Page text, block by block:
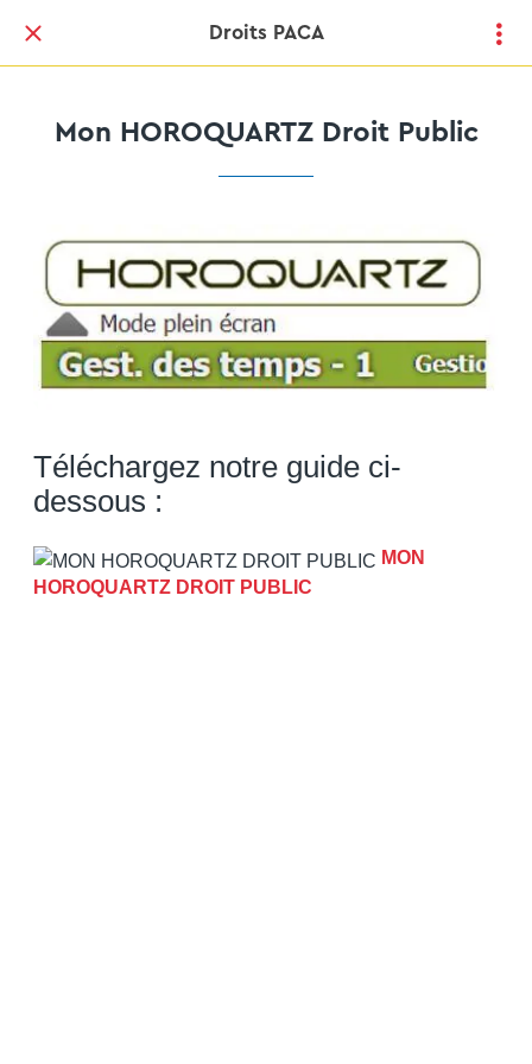
Droits PACA
Mon HOROQUARTZ Droit Public
Téléchargez notre guide ci-
dessous :
MON
HOROQUARTZ DROIT PUBLIC